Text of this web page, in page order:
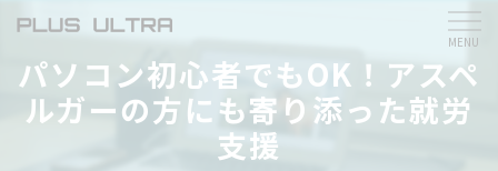
パソコン初心者でもOK！アスペ
ルガーの方にも寄り添った就労
支援